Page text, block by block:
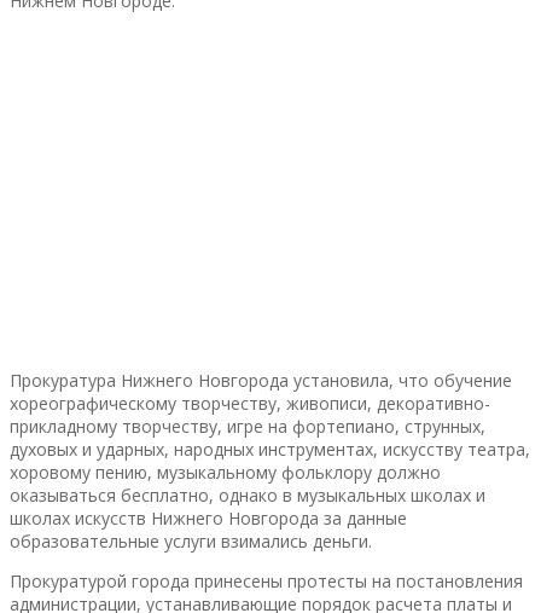
Прокуратура Нижнего Новгорода установила, что обучение
хореографическому творчеству, живописи, декоративно-
прикладному творчеству, игре на фортепиано, струнных,
духовых и ударных, народных инструментах, искусству театра,
хоровому пению, музыкальному фольклору должно
оказываться бесплатно, однако в музыкальных школах и
школах искусств Нижнего Новгорода за данные
образовательные услуги взимались деньги.
Прокуратурой города принесены протесты на постановления
администрации, устанавливающие порядок расчета платы и